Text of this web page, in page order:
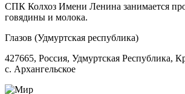
СПК Колхоз Имени Ленина занимается
говядины и молока.
Глазов (Удмуртская республика)
427665, Россия, Удмуртская Республика,
с. Архангельское